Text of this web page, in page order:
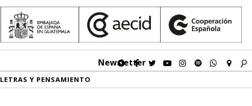
Newsletter
LETRAS Y PENSAMIENTO